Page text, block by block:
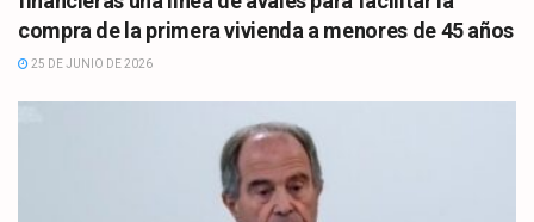
compra de la primera vivienda a menores de 45 años
25 DE JUNIO DE 2026